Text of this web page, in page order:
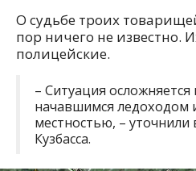
О судьбе троих
пор ничего не известно.
полицейские.
– Ситуация
начавшимся ледоходом
местностью, –
Кузбасса.